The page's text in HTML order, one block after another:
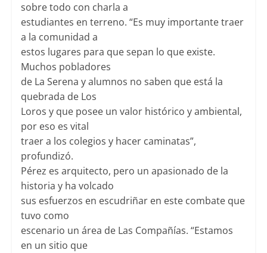
sobre todo con charla a
estudiantes en terreno. “Es muy importante traer
a la comunidad a
estos lugares para que sepan lo que existe.
Muchos pobladores
de La Serena y alumnos no saben que está la
quebrada de Los
Loros y que posee un valor histórico y ambiental,
por eso es vital
traer a los colegios y hacer caminatas”,
profundizó.
Pérez es arquitecto, pero un apasionado de la
historia y ha volcado
sus esfuerzos en escudriñar en este combate que
tuvo como
escenario un área de Las Compañías. “Estamos
en un sitio que